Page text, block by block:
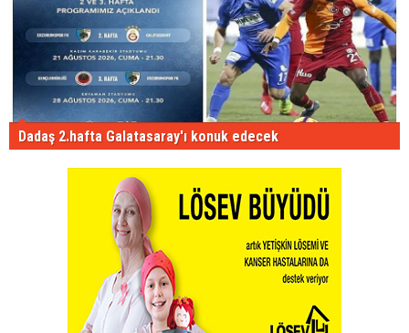
Dadaş 2.hafta Galatasaray'ı konuk edecek